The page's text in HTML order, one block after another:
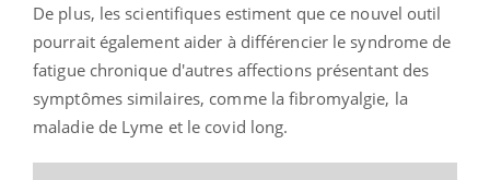
De plus, les scientifiques estiment que ce nouvel outil
pourrait également aider à différencier le syndrome de
fatigue chronique d'autres affections présentant des
symptômes similaires, comme la fibromyalgie, la
maladie de Lyme et le covid long.